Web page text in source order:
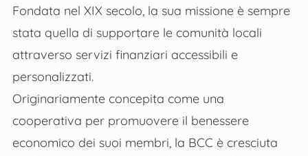
Fondata nel XIX secolo, la sua missione è sempre
stata quella di supportare le comunità locali
attraverso servizi finanziari accessibili e
personalizzati.
Originariamente concepita come una
cooperativa per promuovere il benessere
economico dei suoi membri, la BCC è cresciuta